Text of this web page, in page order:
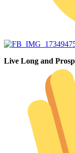
Live Long and